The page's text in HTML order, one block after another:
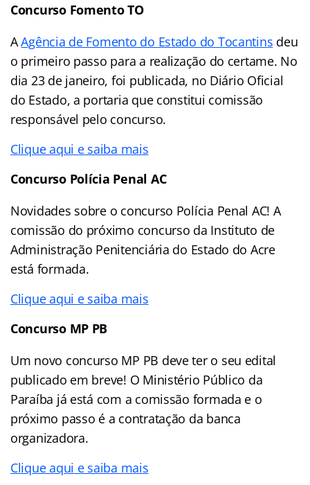
Concurso Fomento TO
AAgência de Fomento do Estado do Tocantins deu
o primeiro passo para a realização do certame. No
dia 23 de janeiro, foi publicada, no Diário Oficial
do Estado, a portaria que constitui comissão
responsável pelo concurso.
Clique aqui e saiba mais
Concurso Polícia Penal AC
Novidades sobre o concurso Polícia Penal AC! A
comissão do próximo concurso da Instituto de
Administração Penitenciária do Estado do Acre
está formada.
Clique aqui e saiba mais
Concurso MP PB
Um novo concurso MP PB deve ter o seu edital
publicado em breve! O Ministério Público da
Paraíba já está com a comissão formada e o
próximo passo é a contratação da banca
organizadora.
Clique aqui e saiba mais